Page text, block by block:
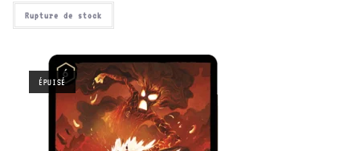
Rupture de stock
ÉPUISÉ